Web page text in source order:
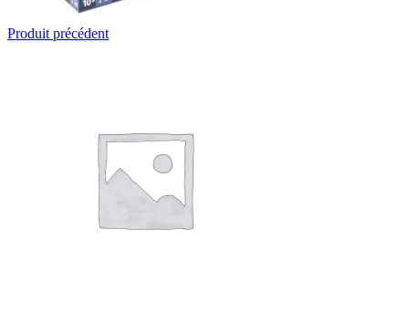
Produit précédent